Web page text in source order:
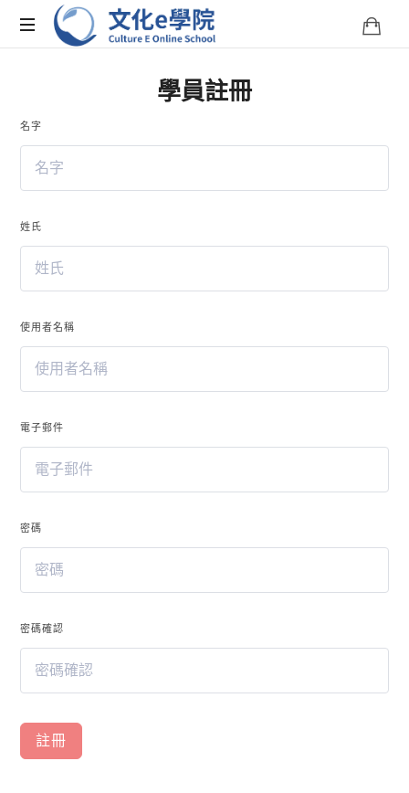
文
學
Culture
E
Online
School
院
是
您
台
灣
文
的
線
上
平
透
過
我
們
程，
探
索
灣，
了
解
多
和
學員註冊
名字
姓氏
使用者名稱
電子郵件
密碼
密碼確認
註冊